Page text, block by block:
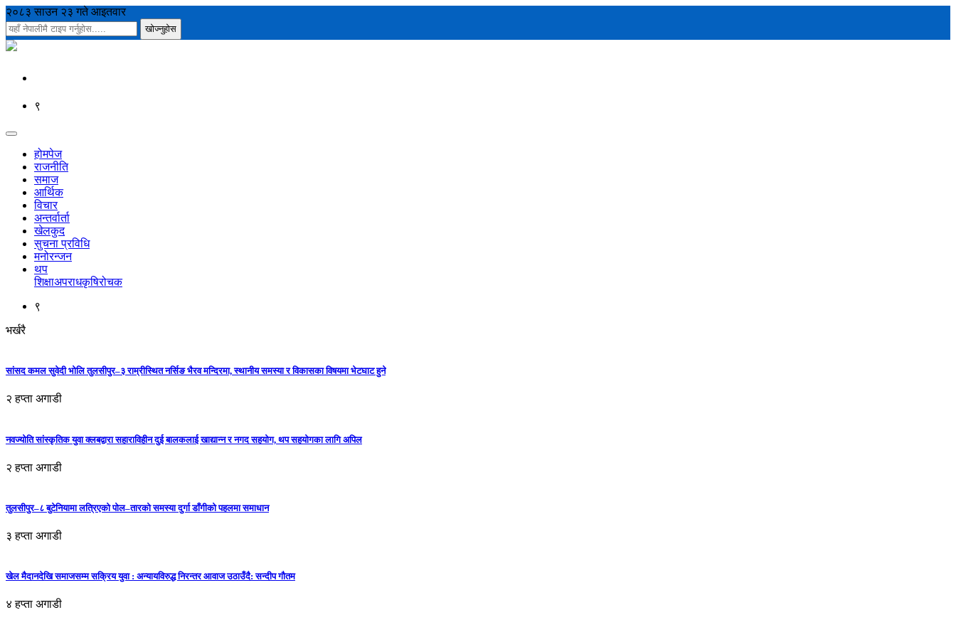
२०८३ साउन २३ गते आइतवार
९
होमपेज
राजनीति
समाज
आर्थिक
विचार
अन्तर्वार्ता
खेलकुद
सुचना प्रविधि
मनोरन्जन
थप
शिक्षाअपराधकृषिरोचक
९
भर्खरै
सांसद कमल सुवेदी भोलि तुलसीपुर–३ राम्रीस्थित नर्सिङ भैरव मन्दिरमा, स्थानीय समस्या र विकासका विषयमा भेटघाट हुने
२ हप्ता अगाडी
नवज्योति सांस्कृतिक युवा क्लबद्वारा सहाराविहीन दुई बालकलाई खाद्यान्न र नगद सहयोग, थप सहयोगका लागि अपिल
२ हप्ता अगाडी
तुलसीपुर–८ बुटेनियामा लत्रिएको पोल–तारको समस्या दुर्गा डाँगीको पहलमा समाधान
३ हप्ता अगाडी
खेल मैदानदेखि समाजसम्म सक्रिय युवा : अन्यायविरुद्ध निरन्तर आवाज उठाउँदै: सन्दीप गौतम
४ हप्ता अगाडी